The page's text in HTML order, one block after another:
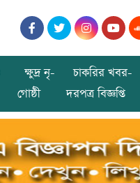
ক্ষুদ্র নৃ-
গোষ্ঠী
চাকরির খবর-
দরপত্র বিজ্ঞপ্তি